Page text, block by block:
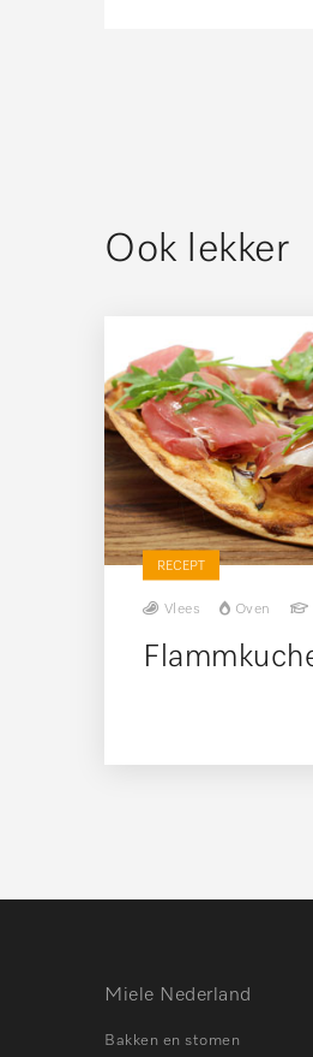
Ook lekker
RECEPT
Vlees Oven
Miele Nederland
Bakken en stomen